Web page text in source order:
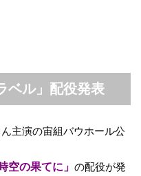
ベル」配役発表
ん主演の宙組バウホール公
空の果てに」 の配役が発